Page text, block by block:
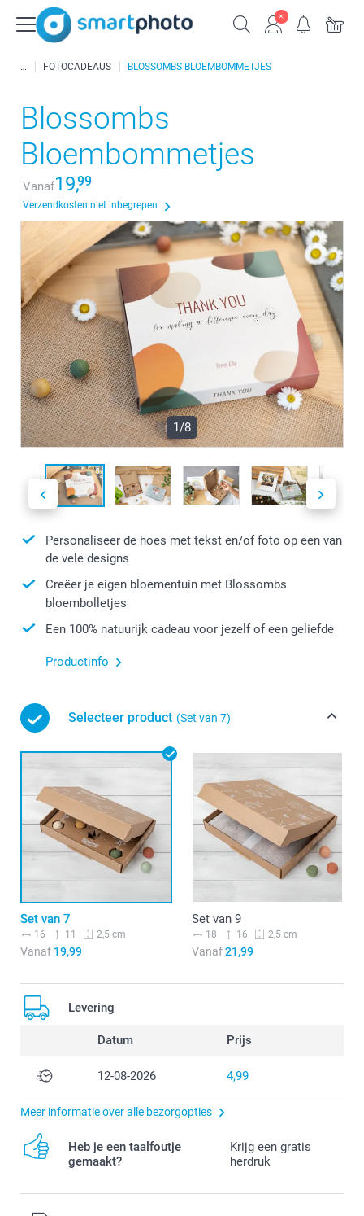
FOTOCADEAUS BLOSSOMBS BLOEMBOMMETJES
Blossombs
Bloembommetjes
Vanaf19,99
Verzendkosten niet inbegrepen
1/8
Personaliseer de hoes met tekst en/of foto op een van
de vele designs
Creëer je eigen bloementuin met Blossombs
bloembolletjes
Een 100% natuurijk cadeau voor jezelf of een geliefde
Productinfo
Selecteer product (Set van 7)
Set van 7
16 11 2,5 cm
Vanaf 19,99
Set van 9
18 16 2,5 cm
Vanaf21,99
Levering
Datum Prijs
12-08-2026 4,99
Meer informatie over alle bezorgopties
Heb je een taalfoutje
gemaakt?
Krijg een gratis
herdruk